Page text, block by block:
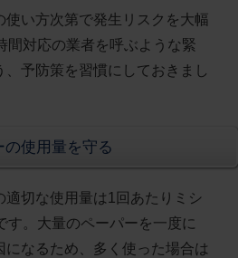
使い方次第で発生リスクを大幅
間対応の業者を呼ぶような緊
予防策を習慣にしておきまし
の使用量を守る
適切な使用量は1回あたりミシ
す。大量のペーパーを一度に
なるため、多く使った場合は